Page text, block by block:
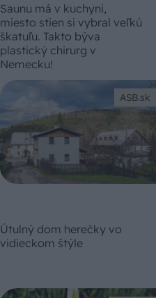
Saunu má v kuchyni,
miesto stien si vybral veľkú
škatuľu. Takto býva
plastický chirurg v
Nemecku!
ASB.sk
Útulný dom herečky vo
vidieckom štýle